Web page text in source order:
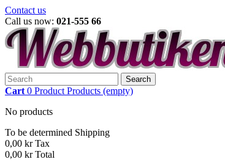
Contact us
Call us now: 021-555 66
Search
Cart 0 Product Products (empty)
No products
To be determined Shipping
0,00 kr Tax
0,00 kr Total